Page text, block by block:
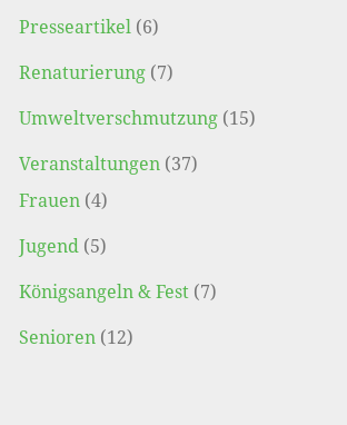
Presseartikel (6)
Renaturierung (7)
Umweltverschmutzung (15)
Veranstaltungen (37)
Frauen (4)
Jugend (5)
Königsangeln & Fest (7)
Senioren (12)